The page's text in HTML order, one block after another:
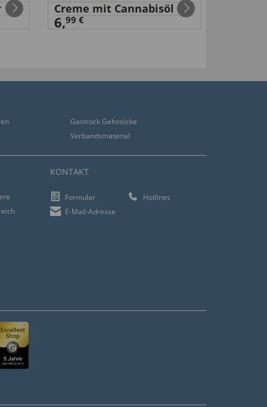
Creme mit Cannabisöl
6,99 €
Gastrock Gehstöcke
Verbandsmaterial
KONTAKT
Formular
Hotlines
E-Mail-Adresse